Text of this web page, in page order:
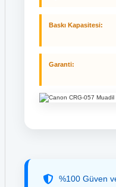
Baskı Kapasitesi:
Garanti:
%100 Güven